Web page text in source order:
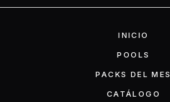
INICIO
POOLS
PACKS DEL MES
CATÁLOGO